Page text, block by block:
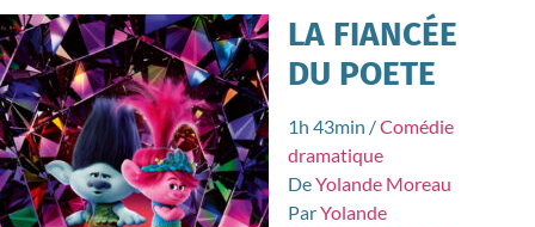
LA FIANCÉE
DU POETE
1h 43min /Comédie
dramatique
DeYolande Moreau
ParYolande